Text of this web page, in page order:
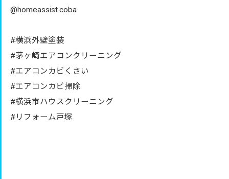
@homeassist.coba
#横浜外壁塗装
#茅ヶ崎エアコンクリーニング
#エアコンカビくさい
#エアコンカビ掃除
#横浜市ハウスクリーニング
#リフォーム戸塚